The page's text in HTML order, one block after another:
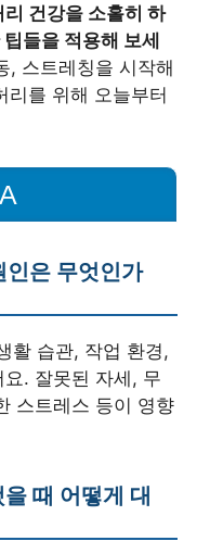
리 건강을 소홀히 하
들을 적용해 보세
, 스트레칭을 시작해
리를 위해 오늘부터
인은 무엇인가
활 습관, 작업 환경,
. 잘못된 자세, 무
스트레스 등이 영향
때 어떻게 대